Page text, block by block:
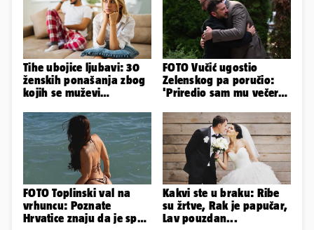
Tihe ubojice ljubavi: 30
ženskih ponašanja zbog
kojih se muževi
FOTO Vučić ugostio
Zelenskog pa poručio:
'Priredio sam mu večeru
FOTO Toplinski val na
vrhuncu: Poznate
Hrvatice znaju da je spas
Kakvi ste u braku: Ribe
su žrtve, Rak je papučar,
Lav pouzdan...